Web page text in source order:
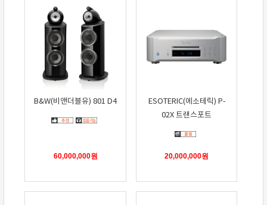
B&W(비앤더블유) 801 D4
60,000,000원
ESOTERIC(에소테릭) P-
02X 트랜스포트
20,000,000원